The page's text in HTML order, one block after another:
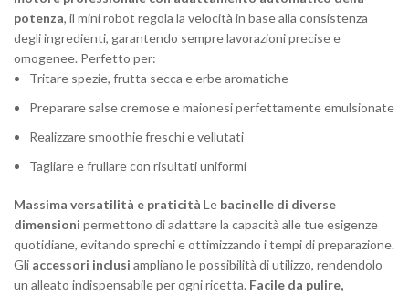
potenza, il mini robot regola la velocità in base alla consistenza
degli ingredienti, garantendo sempre lavorazioni precise e
omogenee. Perfetto per:
Tritare spezie, frutta secca e erbe aromatiche
Preparare salse cremose e maionesi perfettamente emulsionate
Realizzare smoothie freschi e vellutati
Tagliare e frullare con risultati uniformi
Massima versatilità e praticità Le bacinelle di diverse
dimensioni permettono di adattare la capacità alle tue esigenze
quotidiane, evitando sprechi e ottimizzando i tempi di preparazione.
Gli accessori inclusi ampliano le possibilità di utilizzo, rendendolo
un alleato indispensabile per ogni ricetta. Facile da pulire,